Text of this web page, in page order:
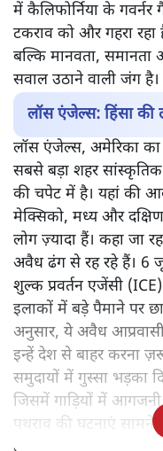
में कैलिफोर्निया के गवर्नर
टकराव को और गहरा रहा
बल्कि मानवता, समानता
सवाल उठाने वाली जंग है।
लॉस एंजेल्स: हिंसा की
लॉस एंजेल्स, अमेरिका का
सबसे बड़ा शहर
की चपेट में है। यहां की
मेक्सिको, मध्य और
लोग ज़्यादा हैं। कहा जा
अवैध ढंग से रह रहे हैं। 6
शुल्क प्रवर्तन एजेंसी
इलाकों में बड़े पैमाने पर
अनुसार, ये अवैध
इन्हें देश से बाहर करना
समुदायों में गुस्सा भड़का
जिसमें गाड़ियों में
पथराव की घटनाएं